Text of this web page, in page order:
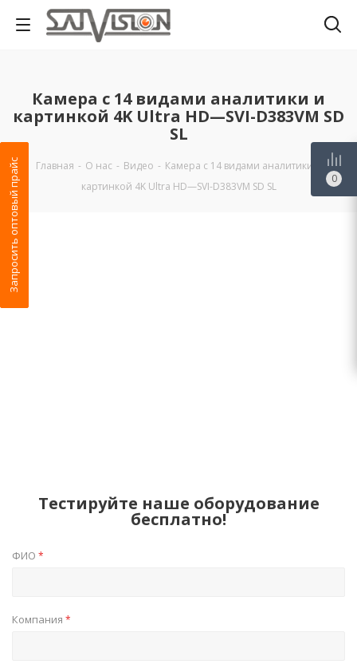
Камера с 14 видами аналитики и
картинкой 4K Ultra HD—SVI-D383VM SD
SL
Главная - О нас - Видео - Камера с 14 видами аналитики и
картинкой 4K Ultra HD—SVI-D383VM SD SL
Тестируйте наше оборудование
бесплатно!
ФИО *
Компания *
Запросить оптовый прайс 0